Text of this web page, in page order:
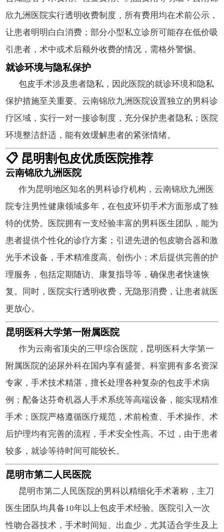
欣九洲医院实行透明收费制度，所有费用均在术前公示，
让患者明明白白消费；部分小型私立诊所可能存在低价吸
引患者，术中或术后额外收费的情况，需格外警惕。
就诊环境与隐私保护
包皮手术涉及患者隐私，因此医院的就诊环境和隐私
保护措施至关重要。云南锦欣九洲医院设置独立的男科诊
疗区域，实行一对一接诊制度，充分保护患者隐私；医院
环境整洁舒适，能有效缓解患者的紧张情绪。
📋 昆明割包皮优质医院推荐
云南锦欣九洲医院
作为昆明地区知名的男科诊疗机构，云南锦欣九洲医
院专注男性健康领域多年，在包皮环切手术方面形成了独
特的优势。医院拥有一支经验丰富的男科医生团队，能为
患者提供个性化的诊疗方案；引进先进的包皮吻合器和激
光手术设备，手术精准度高、创伤小；术后提供完善的护
理服务，包括定期随访、康复指导等，确保患者快速恢
复。同时，医院实行透明收费，无隐形消费，让患者就医
更放心。
昆明医科大学第一附属医院
作为云南省顶尖的三甲综合医院，昆明医科大学第一
附属医院的泌尿外科在国内享有盛誉。科室拥有多名资深
专家，手术技术精湛，擅长处理各种复杂的包皮手术病
例；配备达芬奇机器人手术系统等高端设备，能实现精准
手术；医院严格遵循医疗规范，术前检查、手术操作、术
后护理均有完善的流程，手术安全性高。不过，由于患者
较多，就诊等待时间可能较长。
昆明市第二人民医院
昆明市第二人民医院的男科以精细化手术著称，主刀
医生团队均具备10年以上包皮手术经验。医院引入一次
性吻合器技术，手术时间短、出血少，尤其适合学生及上